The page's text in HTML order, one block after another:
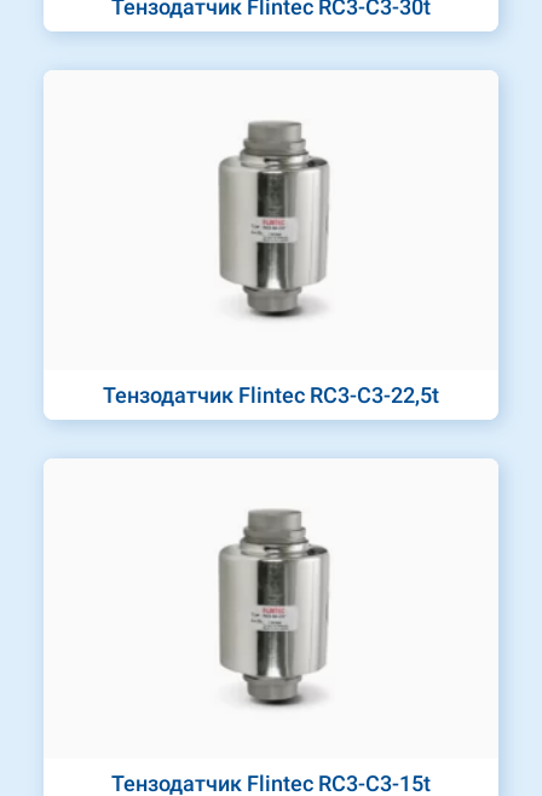
Тензодатчик Flintec RC3-C3-30t
Тензодатчик Flintec RC3-C3-22,5t
Тензодатчик Flintec RC3-C3-15t